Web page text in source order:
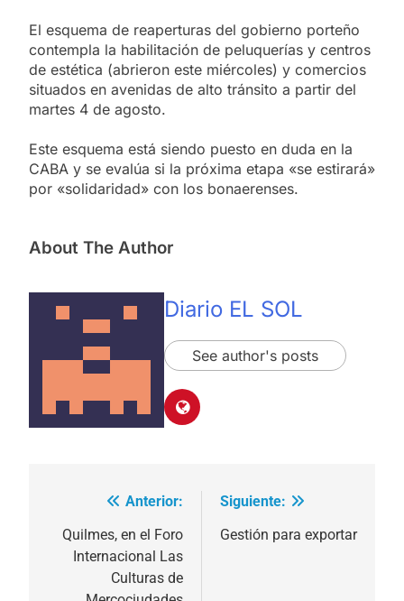
El esquema de reaperturas del gobierno porteño
contempla la habilitación de peluquerías y centros
de estética (abrieron este miércoles) y comercios
situados en avenidas de alto tránsito a partir del
martes 4 de agosto.
Este esquema está siendo puesto en duda en la
CABA y se evalúa si la próxima etapa «se estirará»
por «solidaridad» con los bonaerenses.
About The Author
Diario EL SOL
See author's posts
Navegación
de
entradas
Anterior:
Quilmes, en el Foro
Internacional Las
Culturas de
Siguiente:
Gestión para exportar